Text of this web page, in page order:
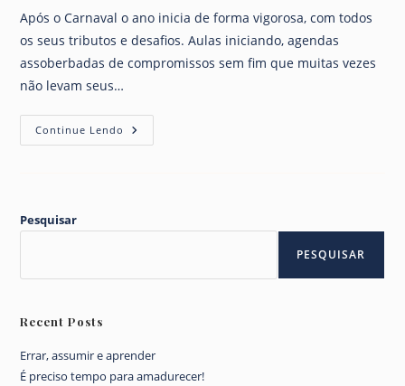
post:
Após o Carnaval o ano inicia de forma vigorosa, com todos
os seus tributos e desafios. Aulas iniciando, agendas
assoberbadas de compromissos sem fim que muitas vezes
não levam seus…
Continue Lendo 2018
–
Pesquisar
PESQUISAR
Recent Posts
Errar, assumir e aprender
É preciso tempo para amadurecer!